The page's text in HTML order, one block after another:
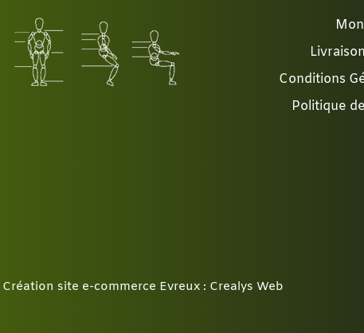
Conditions
Politique
Création site e-commerce Evreux : Crealys Web